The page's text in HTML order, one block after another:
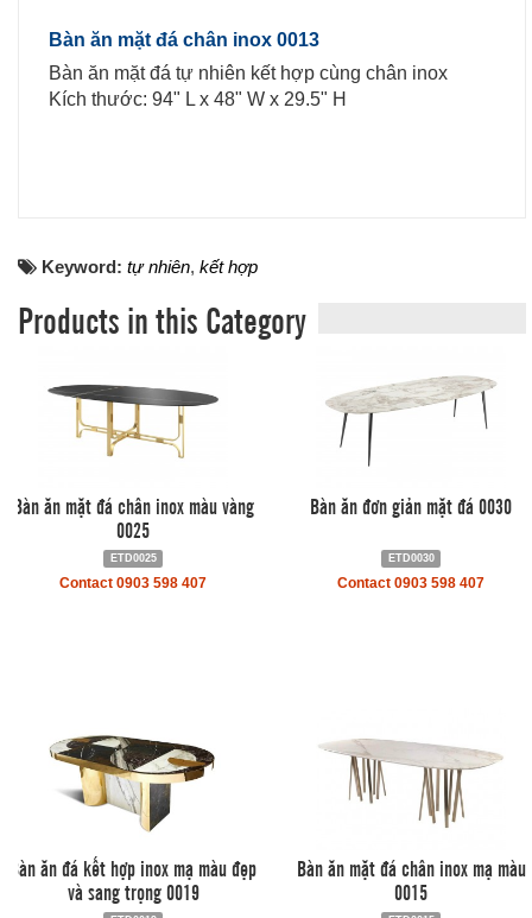
Bàn ăn mặt đá chân inox 0013
Bàn ăn mặt đá tự nhiên kết hợp cùng chân inox
Kích thước: 94" L x 48" W x 29.5" H
Keyword: tự nhiên, kết hợp
Products in this Category
Bàn ăn mặt đá chân inox màu vàng
0025
ETD0025
Contact 0903 598 407
Bàn ăn đơn giản mặt đá 0030
ETD0030
Contact 0903 598 407
Bàn ăn đá kết hợp inox mạ màu đẹp
và sang trọng 0019
Bàn ăn mặt đá chân inox mạ màu
0015